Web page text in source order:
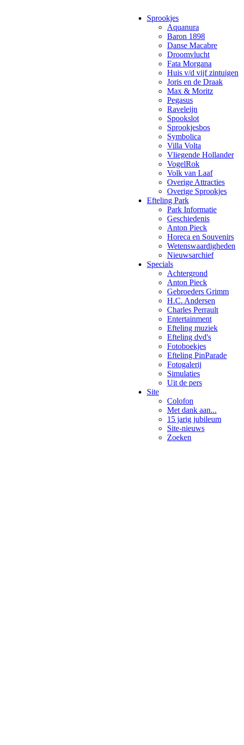
Sprookjes
Aquanura
Baron 1898
Danse Macabre
Droomvlucht
Fata Morgana
Huis v/d vijf zintuigen
Joris en de Draak
Max & Moritz
Pegasus
Raveleijn
Spookslot
Sprookjesbos
Symbolica
Villa Volta
Vliegende Hollander
VogelRok
Volk van Laaf
Overige Attracties
Overige Sprookjes
Efteling Park
Park Informatie
Geschiedenis
Anton Pieck
Horeca en Souvenirs
Wetenswaardigheden
Nieuwsarchief
Specials
Achtergrond
Anton Pieck
Gebroeders Grimm
H.C. Andersen
Charles Perrault
Entertainment
Efteling muziek
Efteling dvd's
Fotoboekjes
Efteling PinParade
Fotogalerij
Simulaties
Uit de pers
Site
Colofon
Met dank aan...
15 jarig jubileum
Site-nieuws
Zoeken